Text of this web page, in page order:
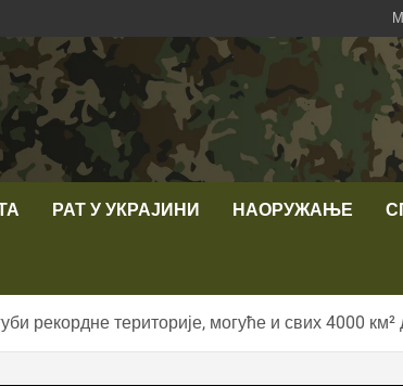
РАТ У УКРАЈИНИ НАОРУЖАЊЕ
рекордне територије, могуће и свих 4000 км²